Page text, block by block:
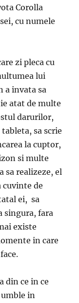
Corolla
cu numele
zi pleca cu
lui
a invata sa
atat de multe
darurilor,
sa scrie
la cuptor,
si multe
sa realizeze, el
cuvinte de
ei, sa
singura, fara
existe
in care
din ce in ce
in